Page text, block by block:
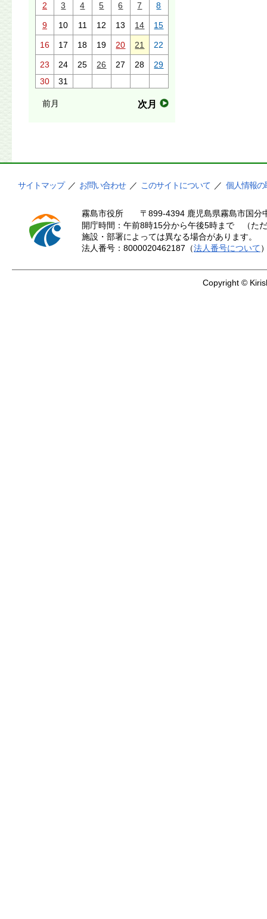
2 3 4 5 6 7 8
9 10 11 12 13 14 15
16 17 18 19 20 21 22
23 24 25 26 27 28
29
30
31
前月 次月
サイトマップ ／ お問い合わせ ／ このサイトについて ／ 個人情報の
霧島市役所
〒899-4394 鹿児島県霧島市国
開庁時間：午前8時15分から午後5時まで （た
施設・部署によっては異なる場合があります。
法人番号：8000020462187（法人番号について
Copyright ©